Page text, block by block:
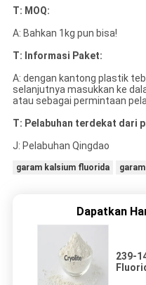
T: MOQ:
A: Bahkan 1kg pun bisa!
T: Informasi Paket:
A: dengan kantong plastik
selanjutnya masukkan ke
atau sebagai permintaan
T: Pelabuhan terdekat dari
J: Pelabuhan Qingdao
garam kalsium fluorida
Dapatkan
239-